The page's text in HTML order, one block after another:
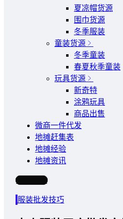
夏凉帽货源
围巾货源
冬季服装
童装货源
冬季童装
春夏秋季童装
玩具货源
新奇特
涂鸦玩具
商品出售
微商一件代发
地摊赶集表
地摊经验
地摊资讯
写文章
服装批发技巧